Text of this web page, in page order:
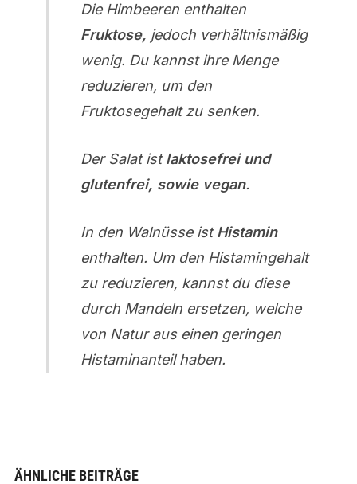
Die Himbeeren enthalten
Fruktose, jedoch verhältnismäßig
wenig. Du kannst ihre Menge
reduzieren, um den
Fruktosegehalt zu senken.
Der Salat istlaktosefrei und
glutenfrei, sowie vegan.
In den Walnüsse istHistamin
enthalten. Um den Histamingehalt
zu reduzieren, kannst du diese
durch Mandeln ersetzen, welche
von Natur aus einen geringen
Histaminanteil haben.
ÄHNLICHE BEITRÄGE